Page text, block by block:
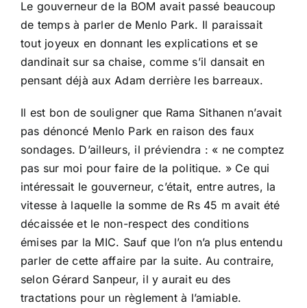
Le gouverneur de la BOM avait passé beaucoup
de temps à parler de Menlo Park. Il paraissait
tout joyeux en donnant les explications et se
dandinait sur sa chaise, comme s’il dansait en
pensant déjà aux Adam derrière les barreaux.
Il est bon de souligner que Rama Sithanen n’avait
pas dénoncé Menlo Park en raison des faux
sondages. D’ailleurs, il préviendra : « ne comptez
pas sur moi pour faire de la politique. » Ce qui
intéressait le gouverneur, c’était, entre autres, la
vitesse à laquelle la somme de Rs 45 m avait été
décaissée et le non-respect des conditions
émises par la MIC. Sauf que l’on n’a plus entendu
parler de cette affaire par la suite. Au contraire,
selon Gérard Sanpeur, il y aurait eu des
tractations pour un règlement à l’amiable.